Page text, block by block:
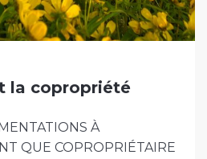
la copropriété
À
QUE COPROPRIÉTAIRE